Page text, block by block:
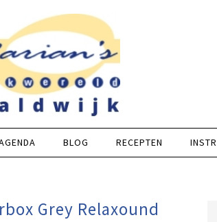
BLOG RECEPTEN
Grey Relaxound